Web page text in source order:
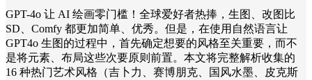
GPT-4o 让 AI 绘画零门槛！全球爱好者热捧，生图、改图比
SD、Comfy 都更加简单、优秀。但是，在使用自然语言让
GPT4o 生图的过程中，首先确定想要的风格至关重要，而不
是将元素、布局这些次要原则前置。本文将完整解析收集的
16 种热门艺术风格（吉卜力、赛博朋克、国风水墨、皮克斯